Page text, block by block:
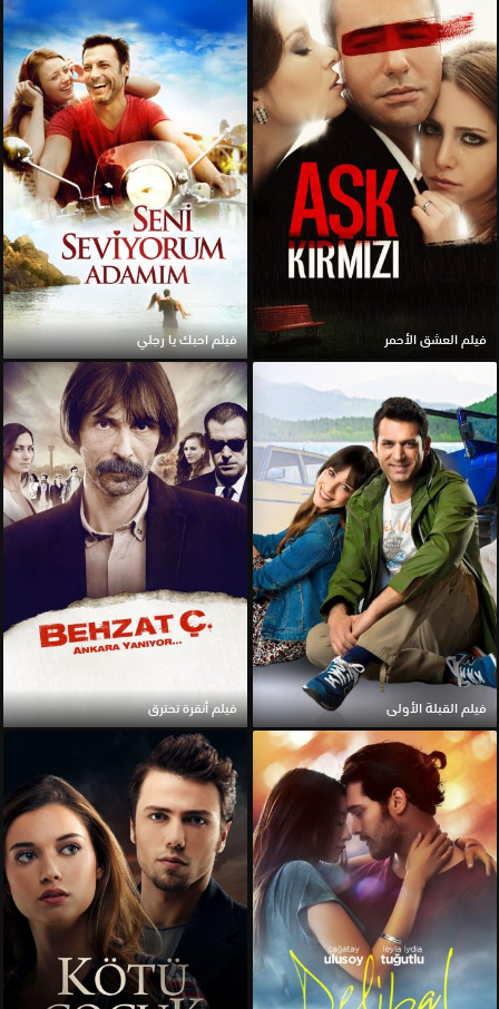
فيلم العشق الأحمر فيلم احبك يا رجلي
فيلم القبلة الأولى فيلم أنقرة تحترق